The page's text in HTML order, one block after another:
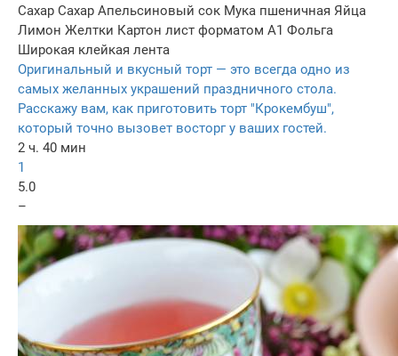
Сахар Сахар Апельсиновый сок Мука пшеничная Яйца
Лимон Желтки Картон лист форматом А1 Фольга
Широкая клейкая лента
Оригинальный и вкусный торт — это всегда одно из
самых желанных украшений праздничного стола.
Расскажу вам, как приготовить торт "Крокембуш",
который точно вызовет восторг у ваших гостей.
2 ч. 40 мин
1
5.0
–